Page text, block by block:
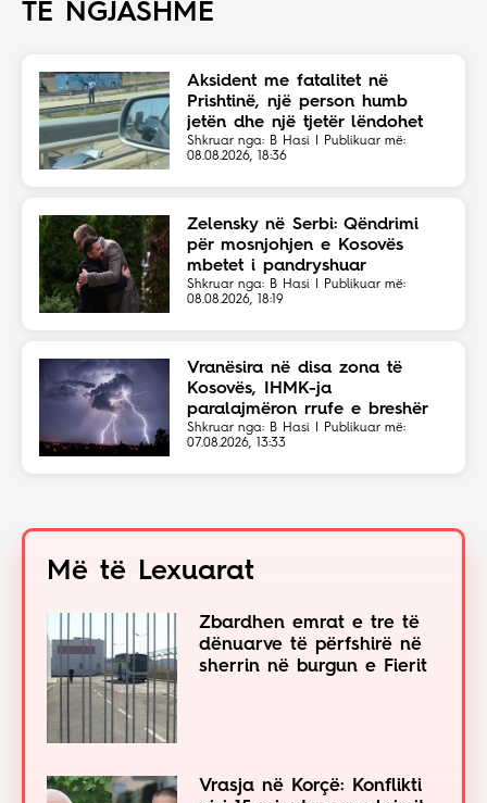
TË NGJASHME
Aksident me fatalitet në
Prishtinë, një person humb
jetën dhe një tjetër lëndohet
Shkruar nga: B Hasi | Publikuar më:
08.08.2026, 18:36
Zelensky në Serbi: Qëndrimi
për mosnjohjen e Kosovës
mbetet i pandryshuar
Shkruar nga: B Hasi | Publikuar më:
08.08.2026, 18:19
Vranësira në disa zona të
Kosovës, IHMK-ja
paralajmëron rrufe e breshër
Shkruar nga: B Hasi | Publikuar më:
07.08.2026, 13:33
Më të Lexuarat
Zbardhen emrat e tre të
dënuarve të përfshirë në
sherrin në burgun e Fierit
Vrasja në Korçë: Konflikti